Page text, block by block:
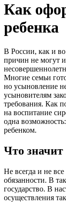
Как
ребенка
В России, как и
причин не могут
Многие семьи
но усыновление
усыновителям
требования. Как
на воспитание
одна
ребенком.
Что значит
Не всегда и не
обязанности. В
государство. В
осуществления